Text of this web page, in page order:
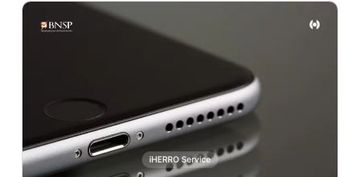
Suara
iPhone